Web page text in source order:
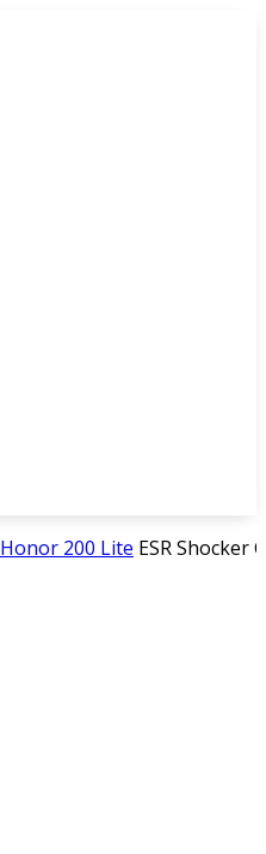
Honor 200 Lite ESR Shocker